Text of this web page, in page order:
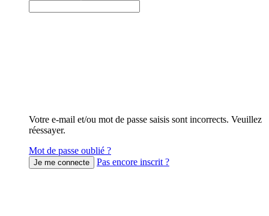
Votre e-mail et/ou mot de passe saisis sont incorrects. Veuillez
réessayer.
Mot de passe oublié ?
Pas encore inscrit ?